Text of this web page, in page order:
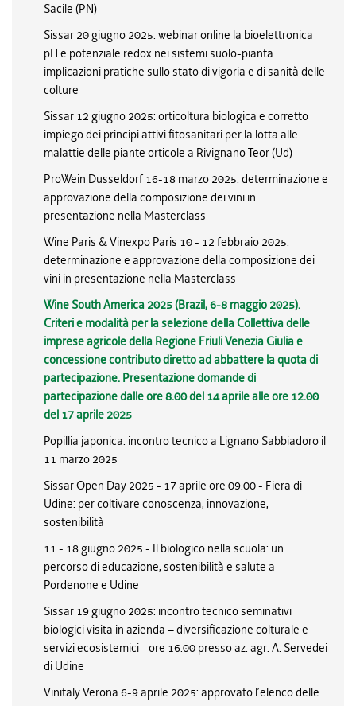
Sacile (PN)
Sissar 20 giugno 2025: webinar online la bioelettronica
pH e potenziale redox nei sistemi suolo-pianta
implicazioni pratiche sullo stato di vigoria e di sanità delle
colture
Sissar 12 giugno 2025: orticoltura biologica e corretto
impiego dei principi attivi fitosanitari per la lotta alle
malattie delle piante orticole a Rivignano Teor (Ud)
ProWein Dusseldorf 16-18 marzo 2025: determinazione e
approvazione della composizione dei vini in
presentazione nella Masterclass
Wine Paris & Vinexpo Paris 10 - 12 febbraio 2025:
determinazione e approvazione della composizione dei
vini in presentazione nella Masterclass
Wine South America 2025 (Brazil, 6-8 maggio 2025).
Criteri e modalità per la selezione della Collettiva delle
imprese agricole della Regione Friuli Venezia Giulia e
concessione contributo diretto ad abbattere la quota di
partecipazione. Presentazione domande di
partecipazione dalle ore 8.00 del 14 aprile alle ore 12.00
del 17 aprile 2025
Popillia japonica: incontro tecnico a Lignano Sabbiadoro il
11 marzo 2025
Sissar Open Day 2025 - 17 aprile ore 09.00 - Fiera di
Udine: per coltivare conoscenza, innovazione,
sostenibilità
11 - 18 giugno 2025 - Il biologico nella scuola: un
percorso di educazione, sostenibilità e salute a
Pordenone e Udine
Sissar 19 giugno 2025: incontro tecnico seminativi
biologici visita in azienda – diversificazione colturale e
servizi ecosistemici - ore 16.00 presso az. agr. A. Servedei
di Udine
Vinitaly Verona 6-9 aprile 2025: approvato l’elenco delle